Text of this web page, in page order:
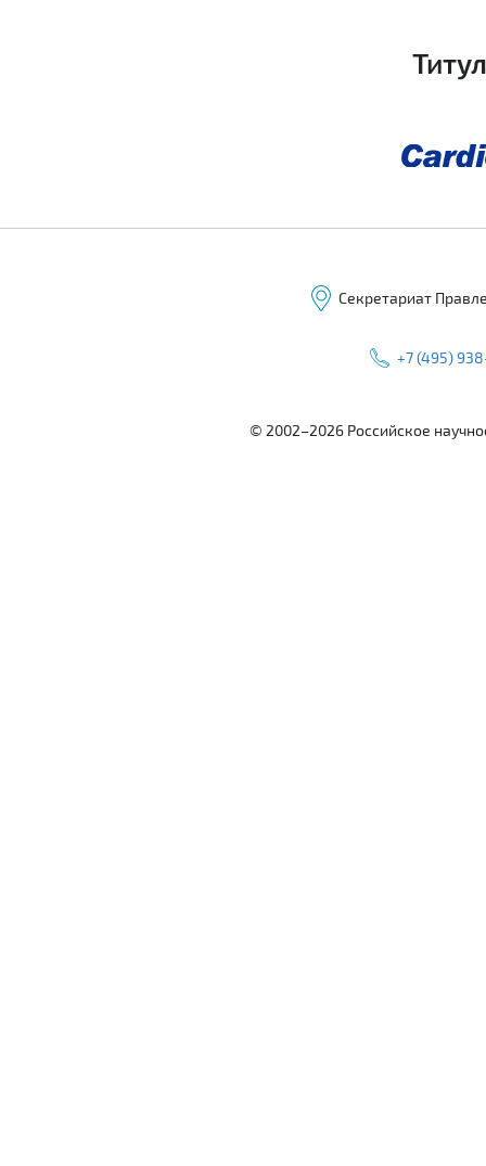
Секретариат
+7 (495)
© 2002–2026 Российское